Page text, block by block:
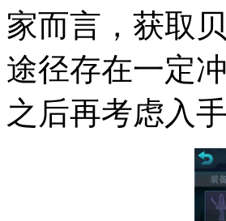
家而言，获取
途径存在一定
之后再考虑入